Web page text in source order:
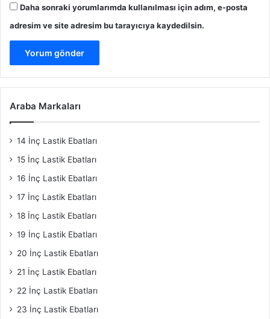
Daha sonraki yorumlarımda kullanılması için adım, e-posta
adresim ve site adresim bu tarayıcıya kaydedilsin.
Araba Markaları
14 İnç Lastik Ebatları
15 İnç Lastik Ebatları
16 İnç Lastik Ebatları
17 İnç Lastik Ebatları
18 İnç Lastik Ebatları
19 İnç Lastik Ebatları
20 İnç Lastik Ebatları
21 İnç Lastik Ebatları
22 İnç Lastik Ebatları
23 İnç Lastik Ebatları